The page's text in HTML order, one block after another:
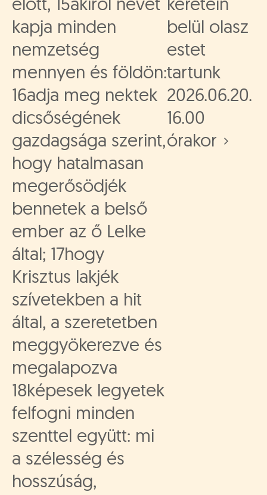
kapja minden
nemzetség
mennyen és földön:
16adja meg nektek
dicsőségének
gazdagsága szerint,
hogy hatalmasan
megerősödjék
bennetek a belső
ember az ő Lelke
által; 17hogy
Krisztus lakjék
szívetekben a hit
által, a szeretetben
meggyökerezve és
megalapozva
18képesek legyetek
felfogni minden
szenttel együtt: mi
a szélesség és
hosszúság,
belül olasz
estet
tartunk
2026.06.20.
16.00
órakor